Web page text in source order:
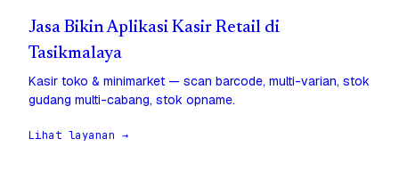
Jasa Bikin Aplikasi Kasir Retail di
Tasikmalaya
Kasir toko & minimarket — scan barcode, multi-varian, stok
gudang multi-cabang, stok opname.
Lihat layanan →